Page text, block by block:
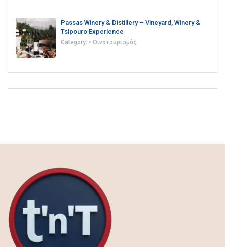
Passas Winery & Distillery – Vineyard, Winery &
Tsipouro Experience
Category: • Οινοτουρισμός